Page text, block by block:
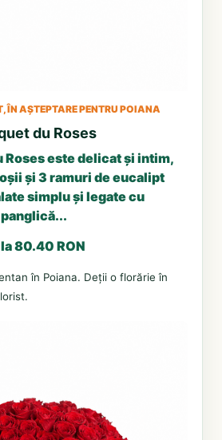
ÎN AȘTEPTARE PENTRU POIANA
du Roses
Roses este delicat și intim,
și 3 ramuri de eucalipt
simplu și legate cu
panglică...
80.40 RON
în Poiana. Deții o florărie în